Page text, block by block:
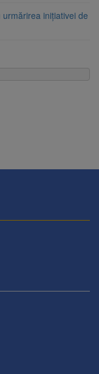
inițiativei de